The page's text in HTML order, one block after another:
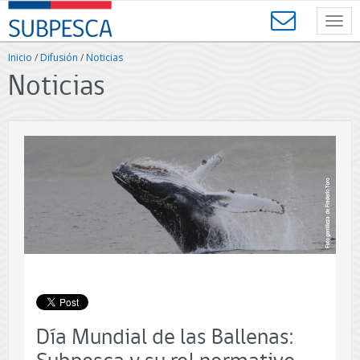
Contenido
principal
SUBPESCA
-
Subsecretaría
Pesca
y
Inicio /Difusión /Noticias
Noticias
Día Mundial de las Ballenas: